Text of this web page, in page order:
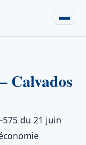
Calvados
du 21 juin